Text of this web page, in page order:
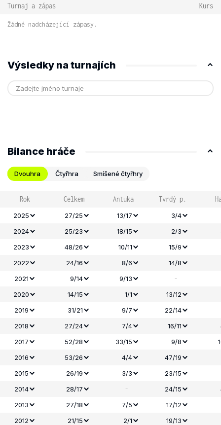
Turnaj a zápas Kurs
Žádné nadcházející zápasy.
Výsledky na turnajích
Bilance hráče
Dvouhra Čtyřhra Smíšené čtyřhry
Rok Celkem Antuka Tvrdý p.
2025 27/25 13/17
3/4
2024
25/23 18/15 2/3
2023
48/26 10/11 15/9
2022
24/16 8/6 14/8
2021
9/14 9/13 -
2020 14/15 1/1
13/12
2019
31/21 9/7
22/14
2018
27/24 7/4 16/11
2017
52/28 33/15 9/8
2016
53/26 4/4 47/19
2015
26/19 3/3
23/15
2014
28/17 - 24/15
2013
27/18 7/5
17/12
2012
21/15 2/1
19/13